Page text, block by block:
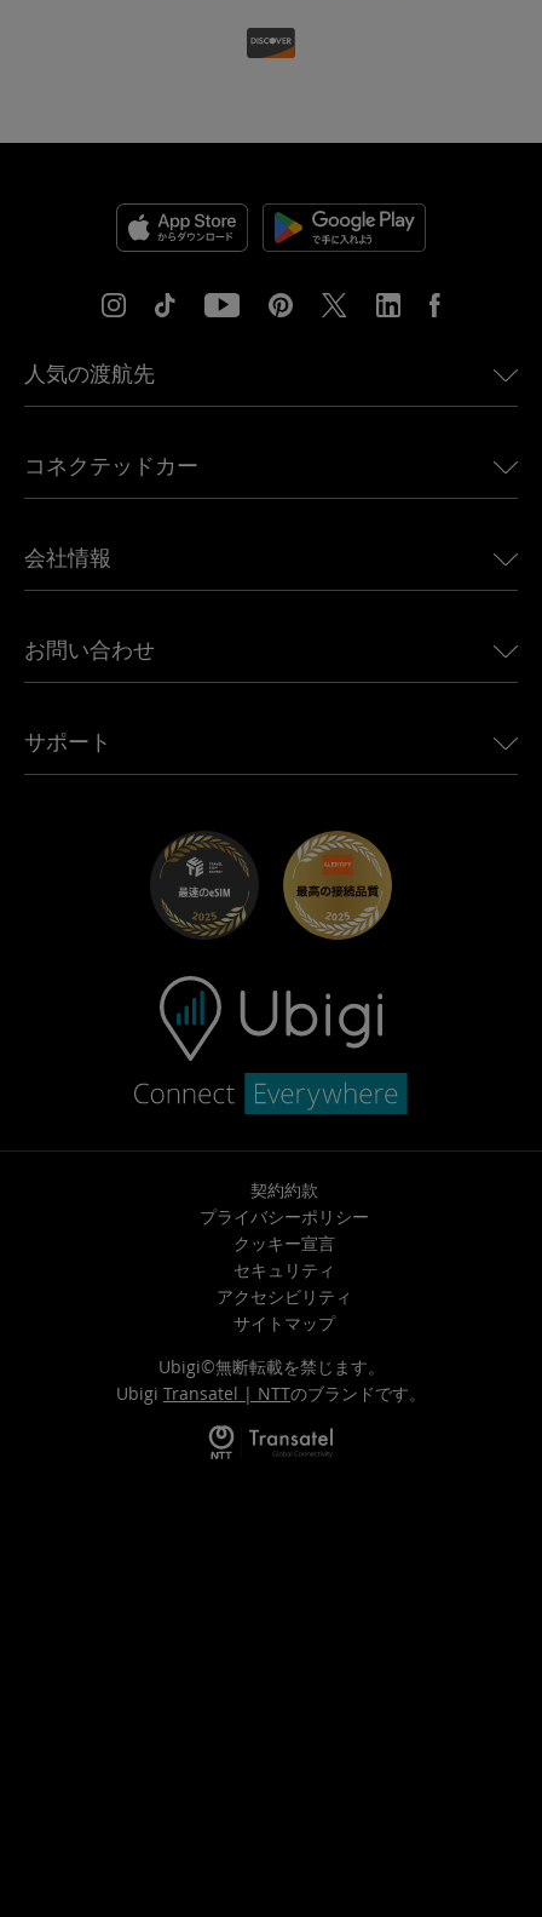
人気の渡航先
ヨーロッパ向けeSIM
カナダ向けeSIM
アフリカ向けeSIM
すべての目的地を見る
コネクテッドカー
Land Rover向けUbigi
Jeep向けUbigi
Mini向けUbigi
Maserati向けUbigi
会社情報
Ubigi関連プレス
Ubigiアプリ
お問い合わせ
アフェリエイトプログラム
サポート
トラブルシューティング
ヘルプセンター
お問い合わせ先
契約約款
プライバシーポリシー
クッキー宣言
セキュリティ
アクセシビリティ
サイトマップ
Ubigi©無断転載を禁じます。
Ubigi Transatel | NTTのブランドです。